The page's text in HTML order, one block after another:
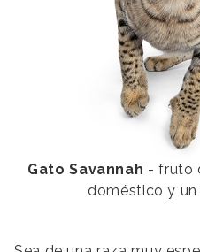
Gato Savannah - fruto
doméstico y un